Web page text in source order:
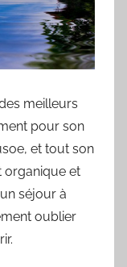
meilleurs
pour son
et tout son
organique et
séjour à
oublier